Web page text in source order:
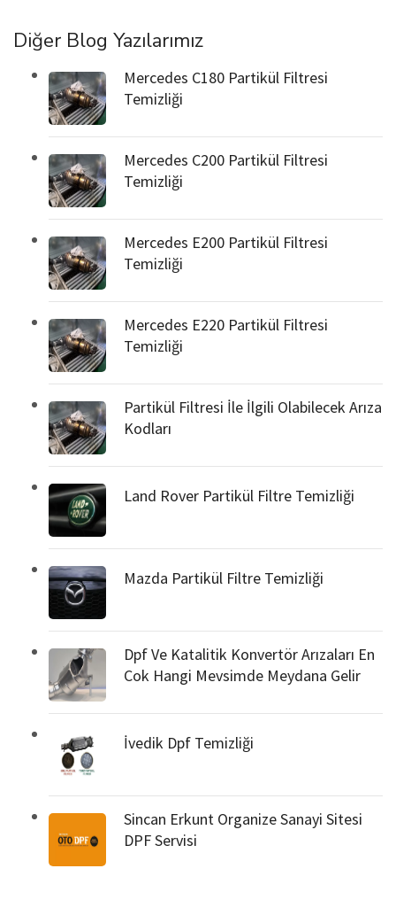
Diğer Blog Yazılarımız
Mercedes C180 Partikül Filtresi
Temizliği
Mercedes C200 Partikül Filtresi
Temizliği
Mercedes E200 Partikül Filtresi
Temizliği
Mercedes E220 Partikül Filtresi
Temizliği
Partikül Filtresi İle İlgili Olabilecek Arıza
Kodları
Land Rover Partikül Filtre Temizliği
Mazda Partikül Filtre Temizliği
Dpf Ve Katalitik Konvertör Arızaları En
Cok Hangi Mevsimde Meydana Gelir
İvedik Dpf Temizliği
Sincan Erkunt Organize Sanayi Sitesi
DPF Servisi